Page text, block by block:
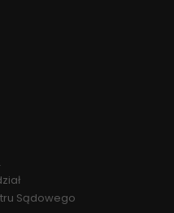
Sądowego